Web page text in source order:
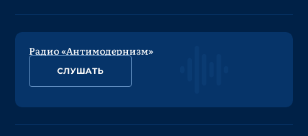
Радио «Антимодернизм»
СЛУШАТЬ